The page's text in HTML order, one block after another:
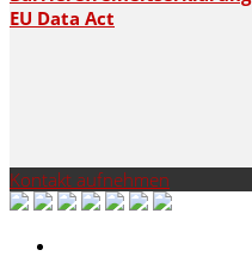
EU Data Act
Kontakt aufnehmen